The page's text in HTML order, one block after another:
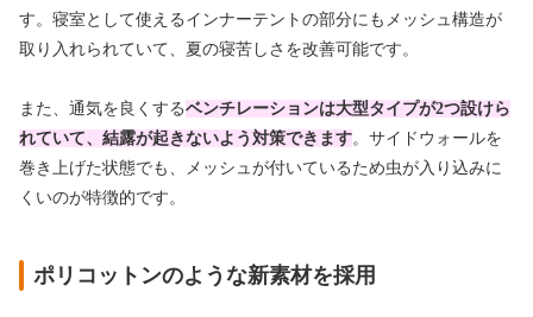
す。寝室として使えるインナーテントの部分にもメッシュ構造が
取り入れられていて、夏の寝苦しさを改善可能です。
また、通気を良くするベンチレーションは大型タイプが2つ設けら
れていて、結露が起きないよう対策できます。サイドウォールを
巻き上げた状態でも、メッシュが付いているため虫が入り込みに
くいのが特徴的です。
ポリコットンのような新素材を採用